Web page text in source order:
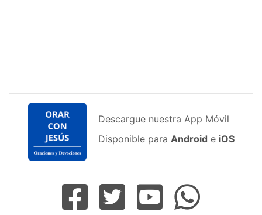
Descargue nuestra App Móvil
Disponible para Android e iOS